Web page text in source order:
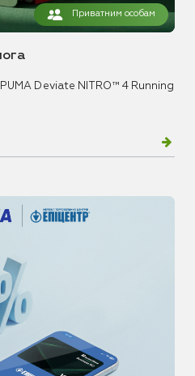
Приватним особам
Deviate NITRO™ 4 Running